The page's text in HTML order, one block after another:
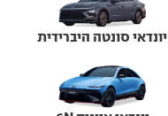
יונדאי סונטה היברידית